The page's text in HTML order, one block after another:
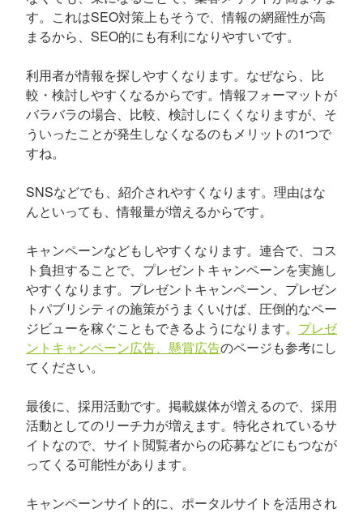
す。これはSEO対策上もそうで、情報の網羅性が高
まるから、SEO的にも有利になりやすいです。
利用者が情報を探しやすくなります。なぜなら、比
較・検討しやすくなるからです。情報フォーマットが
バラバラの場合、比較、検討しにくくなりますが、そ
ういったことが発生しなくなるのもメリットの1つで
すね。
SNSなどでも、紹介されやすくなります。理由はな
んといっても、情報量が増えるからです。
キャンペーンなどもしやすくなります。連合で、コス
ト負担することで、プレゼントキャンペーンを実施し
やすくなります。プレゼントキャンペーン、プレゼン
トパブリシティの施策がうまくいけば、圧倒的なペー
ジビューを稼ぐこともできるようになります。 プレゼ
ントキャンペーン広告、懸賞広告のページも参考にし
てください。
最後に、採用活動です。掲載媒体が増えるので、採用
活動としてのリーチ力が増えます。特化されているサ
イトなので、サイト閲覧者からの応募などにもつなが
ってくる可能性があります。
キャンペーンサイト的に、ポータルサイトを活用され